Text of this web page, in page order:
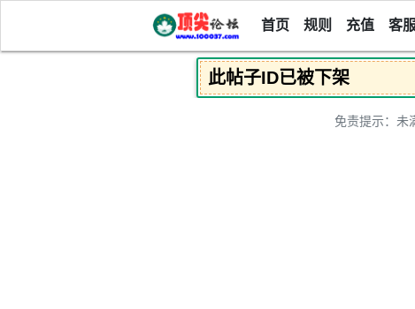
首页 规则 充值 客
此帖子ID已被下架
免责提示：未